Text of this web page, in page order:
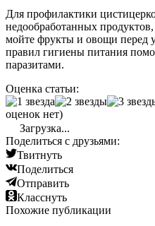
Для профилактики
недообработанных
мойте фрукты и овощи перед
правил гигиены питания
паразитами.
Оценка статьи:
оценок нет)
Загрузка...
Поделиться с друзьями:
Твитнуть
Поделиться
Отправить
Класснуть
Похожие публикации